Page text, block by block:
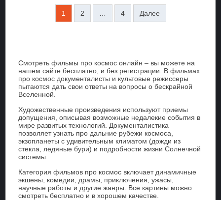
1 2 4 Далее
Смотреть фильмы про космос онлайн – вы можете на
нашем сайте бесплатно, и без регистрации. В фильмах
про космос документалисты и культовые режиссеры
пытаются дать свои ответы на вопросы о бескрайной
Вселенной.
Художественные произведения используют приемы
допущения, описывая возможные недалекие события в
мире развитых технологий. Документалистика
позволяет узнать про дальние рубежи космоса,
экзопланеты с удивительным климатом (дожди из
стекла, ледяные бури) и подробности жизни Солнечной
системы.
Категория фильмов про космос включает динамичные
экшены, комедии, драмы, приключения, ужасы,
научные работы и другие жанры. Все картины можно
смотреть бесплатно и в хорошем качестве.